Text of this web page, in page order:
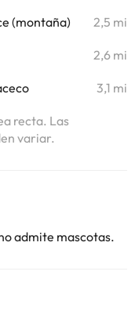
(montaña) 2,5 mi
2,6 mi
3,1 mi
recta. Las
variar.
admite mascotas.